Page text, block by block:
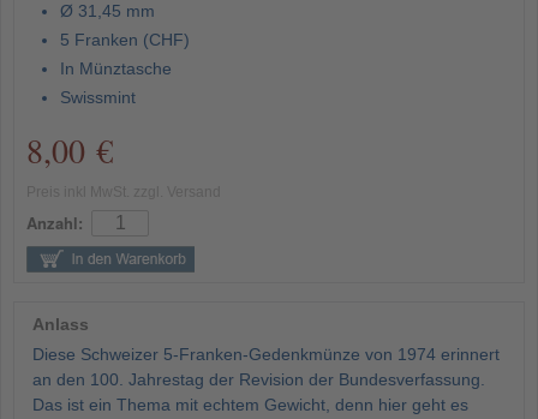
Ø 31,45 mm
5 Franken (CHF)
In Münztasche
Swissmint
8,00 €
Anzahl:
Anlass
Diese Schweizer 5-Franken-Gedenkmünze von 1974 erinnert
an den 100. Jahrestag der Revision der Bundesverfassung.
Das ist ein Thema mit echtem Gewicht, denn hier geht es